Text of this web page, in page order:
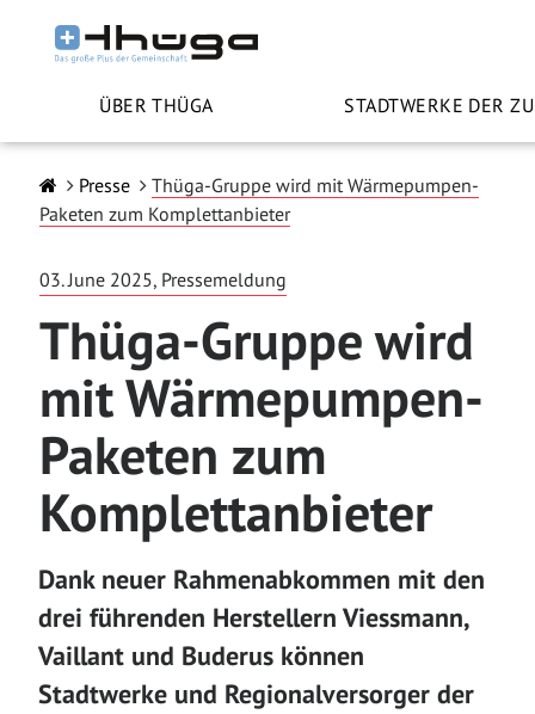
ÜBER THÜGA STADTWERKE DER
Presse
Thüga-Gruppe wird mit Wärmepumpen-
Paketen zum Komplettanbieter
03. June 2025, Pressemeldung
Thüga-Gruppe wird
mit Wärmepumpen-
Paketen zum
Komplettanbieter
Dank neuer Rahmenabkommen mit den
drei führenden Herstellern Viessmann,
Vaillant und Buderus können
Stadtwerke und Regionalversorger der